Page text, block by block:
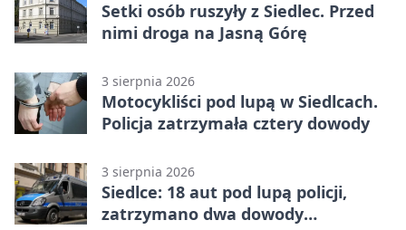
Setki osób ruszyły z Siedlec. Przed
nimi droga na Jasną Górę
3 sierpnia 2026
Motocykliści pod lupą w Siedlcach.
Policja zatrzymała cztery dowody
3 sierpnia 2026
Siedlce: 18 aut pod lupą policji,
zatrzymano dwa dowody